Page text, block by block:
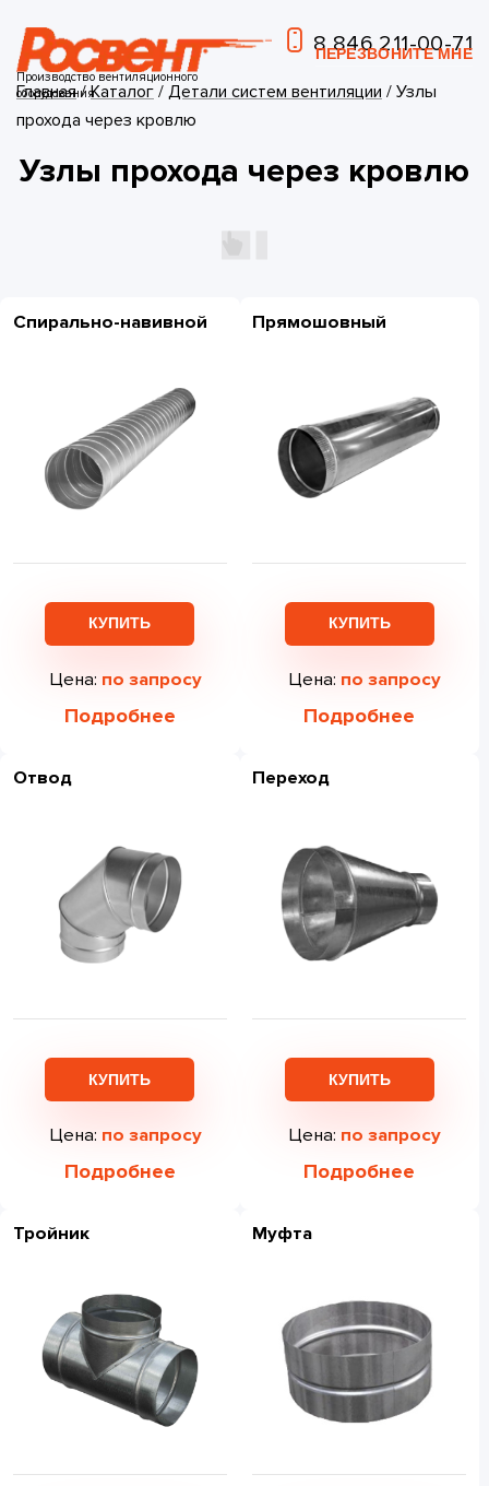
Производство вентиляционного
оборудования
8 846 211-00-71
ПЕРЕЗВОНИТЕ МНЕ
Главная/Каталог / Детали систем вентиляции / Узлы
прохода через кровлю
Узлы прохода через кровлю
Спирально-навивной
КУПИТЬ
Цена: по запросу
Подробнее
Прямошовный
КУПИТЬ
Цена: по запросу
Подробнее
Отвод
КУПИТЬ
Цена: по запросу
Подробнее
Переход
КУПИТЬ
Цена: по запросу
Подробнее
Тройник Муфта